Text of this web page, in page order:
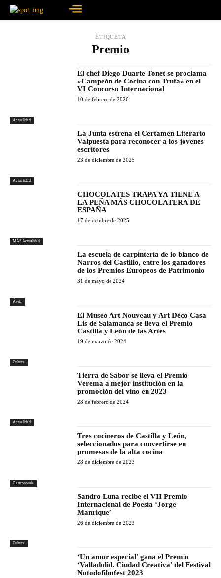
ETIQUETA
Premio
Actualidad
El chef Diego Duarte Tonet se proclama
«Campeón de Cocina con Trufa» en el
VI Concurso Internacional
10 de febrero de 2026
Actualidad
La Junta estrena el Certamen Literario
Valpuesta para reconocer a los jóvenes
escritores
23 de diciembre de 2025
MÁS Actualidad
CHOCOLATES TRAPA YA TIENE A
LA PEÑA MÁS CHOCOLATERA DE
ESPAÑA
17 de octubre de 2025
Ávila
La escuela de carpintería de lo blanco de
Narros del Castillo, entre los ganadores
de los Premios Europeos de Patrimonio
31 de mayo de 2024
Cultura
El Museo Art Nouveau y Art Déco Casa
Lis de Salamanca se lleva el Premio
Castilla y León de las Artes
19 de marzo de 2024
Actualidad
Tierra de Sabor se lleva el Premio
Verema a mejor institución en la
promoción del vino en 2023
28 de febrero de 2024
Gastronomía
Tres cocineros de Castilla y León,
seleccionados para convertirse en
promesas de la alta cocina
28 de diciembre de 2023
Cultura
Sandro Luna recibe el VII Premio
Internacional de Poesía ‘Jorge
Manrique’
26 de diciembre de 2023
‘Un amor especial’ gana el Premio
‘Valladolid. Ciudad Creativa’ del Festival
Notodofilmfest 2023